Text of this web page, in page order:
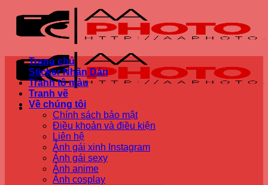
qua
Trang chủ
Sticker Nhãn Dán
Tranh tô màu
Tranh vẽ
Về chúng tôi
Chính sách bảo mật
Điều khoản và điều kiện
Liên hệ
Ảnh gái xinh Instagram
Ảnh gái sexy
Ảnh anime
Ảnh cosplay